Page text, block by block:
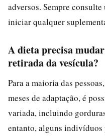
adversos. Sempre
iniciar qualquer
A dieta precisa
retirada da vesícula?
Para a maioria das
meses de adaptação, é
variada, incluindo
entanto, alguns indivíduos